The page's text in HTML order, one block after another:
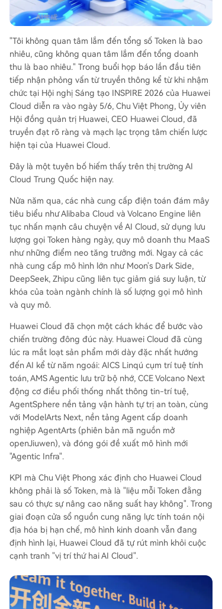
m khác biệt chính: con đường tính toán tự chủ (s
ử dụng phần cứng và phần mềm nội địa như As
cend, Kunpeng), trọng tâm khách hàng doanh n
ghiệp và chính phủ, cùng cách tiếp cận sinh thái
mã nguồn mở triệt để. “Agentic Infra” dịch chuy
ển trọng tâm cạnh tranh từ bán Token sang bán
năng suất. Các sản phẩm của Huawei Cloud nhắ
m vào các thách thức kỹ thuật khi triển khai tác
nhân AI trong doanh nghiệp. Đặc biệt, họ mạnh
tay đầu tư vào các “Khu vực ngành nghề” như Y
tế thông minh và Trí tuệ t
...
"Tôi không quan tâm lắm đến tổng số Token là bao
nhiêu, cũng không quan tâm lắm đến tổng doanh
thu là bao nhiêu." Trong buổi họp báo lần đầu tiên
tiếp nhận phỏng vấn từ truyền thông kể từ khi nhậm
chức tại Hội nghị Sáng tạo INSPIRE 2026 của Huawei
Cloud diễn ra vào ngày 5/6, Chu Việt Phong, Ủy viên
Hội đồng quản trị Huawei, CEO Huawei Cloud, đã
truyền đạt rõ ràng và mạch lạc trọng tâm chiến lược
hiện tại của Huawei Cloud.
Đây là một tuyên bố hiếm thấy trên thị trường AI
Cloud Trung Quốc hiện nay.
Nửa năm qua, các nhà cung cấp điện toán đám mây
tiêu biểu như Alibaba Cloud và Volcano Engine liên
tục nhấn mạnh câu chuyện về AI Cloud, sử dụng lưu
lượng gọi Token hàng ngày, quy mô doanh thu MaaS
như những điểm neo tăng trưởng mới. Ngay cả các
nhà cung cấp mô hình lớn như Moon's Dark Side,
DeepSeek, Zhipu cũng liên tục giảm giá suy luận, từ
khóa của toàn ngành chính là số lượng gọi mô hình
và quy mô.
Huawei Cloud đã chọn một cách khác để bước vào
chiến trường đông đúc này. Huawei Cloud đã cùng
lúc ra mắt loạt sản phẩm mới dày đặc nhất hướng
đến AI kể từ năm ngoái: AICS Linqú cụm trí tuệ tính
toán, AMS Agentic lưu trữ bộ nhớ, CCE Volcano Next
động cơ điều phối thống nhất thông tin-trí tuệ,
AgentSphere nền tảng vận hành tự trị an toàn, cùng
với ModelArts Next, nền tảng Agent cấp doanh
nghiệp AgentArts (phiên bản mã nguồn mở
openJiuwen), và đóng gói đề xuất mô hình mới
"Agentic Infra".
KPI mà Chu Việt Phong xác định cho Huawei Cloud
không phải là số Token, mà là "liệu mỗi Token đằng
sau có thực sự nâng cao năng suất hay không". Trong
giai đoạn cửa sổ nguồn cung năng lực tính toán nội
địa hóa bị hạn chế, mô hình kinh doanh vẫn đang
định hình lại, Huawei Cloud đã tự rút mình khỏi cuộc
cạnh tranh "vị trí thứ hai AI Cloud".